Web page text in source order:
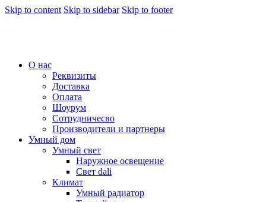
Skip to content Skip to sidebar Skip to footer
О нас
Реквизиты
Доставка
Оплата
Шоурум
Сотрудничесво
Производители и партнеры
Умный дом
Умный свет
Наружное освещение
Свет dali
Климат
Умный радиатор